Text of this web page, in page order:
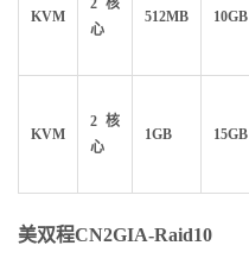
KVM
2核
心
512MB 10GB
KVM
2核
心
1GB 15GB
美双程CN2GIA-Raid10